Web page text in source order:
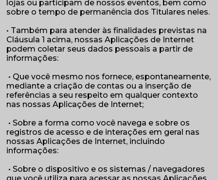
lojas ou participam de nossos eventos, bem como
sobre o tempo de permanência dos Titulares neles.
• Também para atender às finalidades previstas na
Cláusula 1 acima, nossas Aplicações de Internet
podem coletar seus dados pessoais a partir de
informações:
• Que você mesmo nos fornece, espontaneamente,
mediante a criação de contas ou a inserção de
referências a seu respeito em qualquer contexto
nas nossas Aplicações de Internet;
• Sobre a forma como você navega e sobre os
registros de acesso e de interações em geral nas
nossas Aplicações de Internet, incluindo
informações:
• Sobre o dispositivo e os sistemas / navegadores